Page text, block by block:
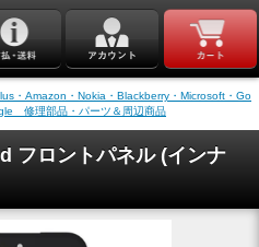
・Amazon・Nokia・Blackberry・Microsoft・Go
修理部品・パーツ＆周辺商品
フロントパネル (インナ